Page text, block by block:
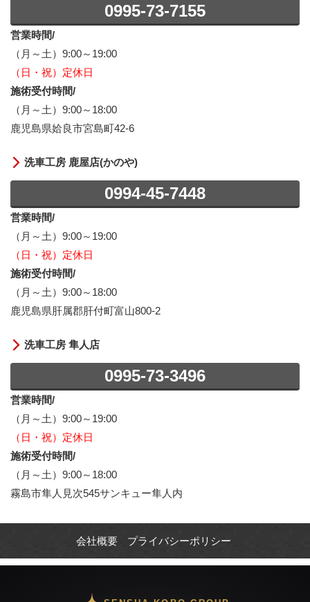
0995-73-7155
営業時間/
（月～土）9:00～19:00
（日・祝）定休日
施術受付時間/
（月～土）9:00～18:00
鹿児島県姶良市宮島町42-6
洗車工房 鹿屋店(かのや)
0994-45-7448
営業時間/
（月～土）9:00～19:00
（日・祝）定休日
施術受付時間/
（月～土）9:00～18:00
鹿児島県肝属郡肝付町富山800-2
洗車工房 隼人店
0995-73-3496
営業時間/
（月～土）9:00～19:00
（日・祝）定休日
施術受付時間/
（月～土）9:00～18:00
霧島市隼人見次545サンキュー隼人内
会社概要 プライバシーポリシー